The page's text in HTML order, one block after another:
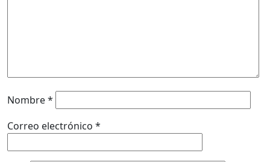
Nombre*
Correo electrónico *